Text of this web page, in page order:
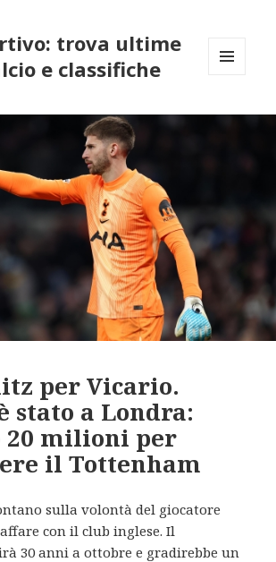
trova ultime
e classifiche
WIDGETS
per Vicario.
stato a Londra:
20 milioni per
il Tottenham
sulla volontà del giocatore
con il club inglese. Il
30 anni a ottobre e gradirebbe un